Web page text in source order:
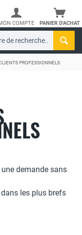
PANIER D'ACHAT
COMPTE
PROFESSIONNELS
demande sans
les plus brefs